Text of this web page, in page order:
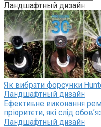
Ландшафтный дизайн
Як вибрати форсунки
Ландшафтный дизайн
Ефективне виконання
пріоритети, які слід
Ландшафтный дизайн